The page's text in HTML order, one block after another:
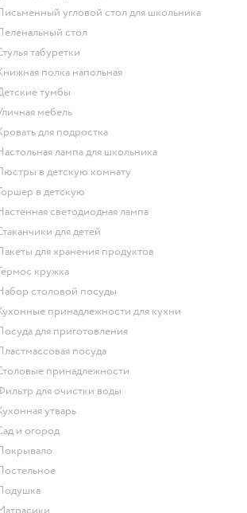
Письменный угловой стол для школьника
Пеленальный стол
Стулья табуретки
Книжная полка напольная
Детские тумбы
Уличная мебель
Кровать для подростка
Настольная лампа для школьника
Люстры в детскую комнату
Торшер в детскую
Настенная светодиодная лампа
Стаканчики для детей
Пакеты для хранения продуктов
Термос кружка
Набор столовой посуды
Кухонные принадлежности для кухни
Посуда для приготовления
Пластмассовая посуда
Столовые принадлежности
Фильтр для очистки воды
Кухонная утварь
Сад и огород
Покрывало
Постельное
Подушка
Матрасики